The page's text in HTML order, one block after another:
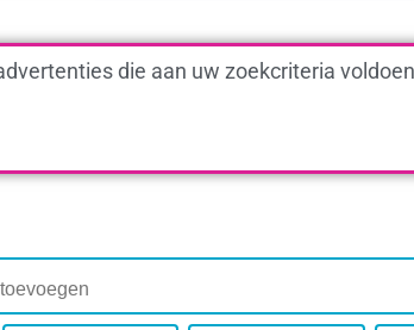
die aan uw zoekcriteria voldoen